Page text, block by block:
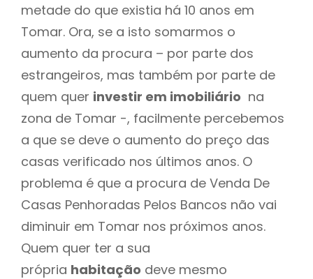
metade do que existia há 10 anos em
Tomar. Ora, se a isto somarmos o
aumento da procura – por parte dos
estrangeiros, mas também por parte de
quem quer investir em imobiliário na
zona de Tomar -, facilmente percebemos
a que se deve o aumento do preço das
casas verificado nos últimos anos. O
problema é que a procura de Venda De
Casas Penhoradas Pelos Bancos não vai
diminuir em Tomar nos próximos anos.
Quem quer ter a sua
própria habitação deve mesmo